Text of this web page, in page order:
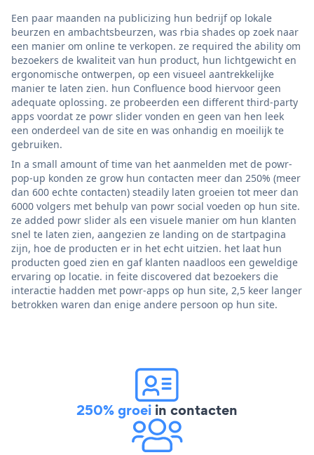
Een paar maanden na publicizing hun bedrijf op lokale
beurzen en ambachtsbeurzen, was rbia shades op zoek naar
een manier om online te verkopen. ze required the ability om
bezoekers de kwaliteit van hun product, hun lichtgewicht en
ergonomische ontwerpen, op een visueel aantrekkelijke
manier te laten zien. hun Confluence bood hiervoor geen
adequate oplossing. ze probeerden een different third-party
apps voordat ze powr slider vonden en geen van hen leek
een onderdeel van de site en was onhandig en moeilijk te
gebruiken.
In a small amount of time van het aanmelden met de powr-
pop-up konden ze grow hun contacten meer dan 250% (meer
dan 600 echte contacten) steadily laten groeien tot meer dan
6000 volgers met behulp van powr social voeden op hun site.
ze added powr slider als een visuele manier om hun klanten
snel te laten zien, aangezien ze landing on de startpagina
zijn, hoe de producten er in het echt uitzien. het laat hun
producten goed zien en gaf klanten naadloos een geweldige
ervaring op locatie. in feite discovered dat bezoekers die
interactie hadden met powr-apps op hun site, 2,5 keer langer
betrokken waren dan enige andere persoon op hun site.
250% groei in contacten